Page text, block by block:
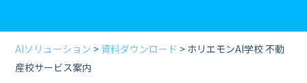
AIソリューション > 資料ダウンロード > ホリエモンAI学校 不動
産校サービス案内